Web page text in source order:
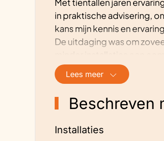
meerekenen van subsidie.
in praktische advisering,
kans mijn kennis en
De uitdaging was om
warmtepomp en
de woning zomers koel is.
De woning monitoren en
Lees meer
Beschreven
Installaties